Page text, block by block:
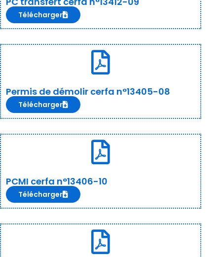
Télécharger
Permis de démolir cerfa n°13405-08
Télécharger
PCMI cerfa n°13406-10
Télécharger